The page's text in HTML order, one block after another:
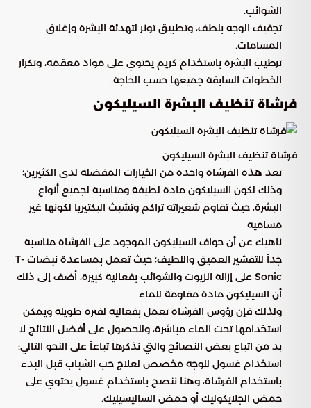
الشوائب.
تجفيف الوجه بلطف، وتطبيق تونر لتهدئة البشرة وإغلاق
المسامات.
ترطيب البشرة باستخدام كريم يحتوي على مواد معقمة، وتكرار
الخطوات السابقة جميعها حسب الحاجة.
فرشاة تنظيف البشرة السيليكون
فرشاة تنظيف البشرة السيليكون
تعد هذه الفرشاة واحدة من الخيارات المفضلة لدى الكثيرين؛
وذلك لكون السيليكون مادة لطيفة ومناسبة لجميع أنواع
البشرة، حيث تقاوم شعيراته تراكم وتشبث البكتيريا لكونها غير
مسامية
ناهيك عن أن حواف السيليكون الموجود على الفرشاة مناسبة
جداً للتقشير العميق واللطيف؛ حيث تعمل بمساعدة نبضات T-
Sonic على إزالة الزيوت والشوائب بفعالية كبيرة، أضف إلى ذلك
أن السيليكون مادة مقاومة للماء
ولذلك فإن رؤوس الفرشاة تعمل بفعالية لفترة طويلة ويمكن
استخدامها تحت الماء مباشرة، وللحصول على أفضل النتائج لا
بد من اتباع بعض النصائح والتي نذكرها تباعاً على النحو التالي:
استخدام غسول للوجه مخصص لعلاج حب الشباب قبل البدء
باستخدام الفرشاة، وهنا ننصح باستخدام غسول يحتوي على
حمض الجلايكوليك أو حمض الساليسيليك.